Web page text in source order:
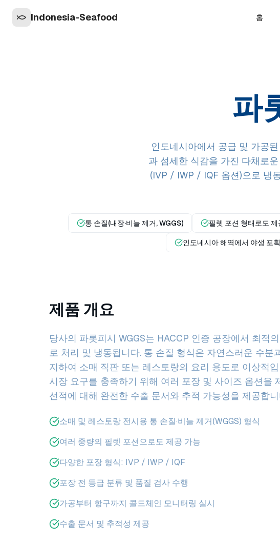
Indonesia-Seafood 홈
파
인도네시아에서 공급 및 가공
과 섬세한 식감을 가진 다채로
(IVP / IWP / IQF 옵션)으로 냉
통 손질(내장·비늘 제거, WGGS) 필렛 포션 형태로도 제
인도네시아 해역에서 야생 포획
제품 개요
당사의 파롯피시 WGGS는 HACCP 인증 공장에서 최적
로 처리 및 냉동됩니다. 통 손질 형식은 자연스러운 수분
지하여 소매 직판 또는 레스토랑의 요리 용도로 이상적
시장 요구를 충족하기 위해 여러 포장 및 사이즈 옵션을
선적에 대해 완전한 수출 문서와 추적 가능성을 제공합니
소매 및 레스토랑 전시용 통 손질·비늘 제거(WGGS) 형식
여러 중량의 필렛 포션으로도 제공 가능
다양한 포장 형식: IVP / IWP / IQF
포장 전 등급 분류 및 품질 검사 수행
가공부터 항구까지 콜드체인 모니터링 실시
수출 문서 및 추적성 제공